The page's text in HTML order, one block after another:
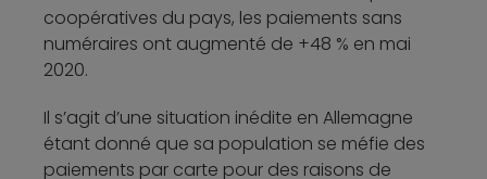
coopératives du pays, les paiements sans
numéraires ont augmenté de +48 % en mai
2020.
Il s’agit d’une situation inédite en Allemagne
étant donné que sa population se méfie des
paiements par carte pour des raisons de